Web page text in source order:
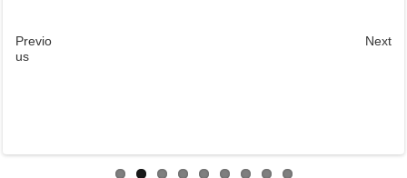
Previo
us
Next